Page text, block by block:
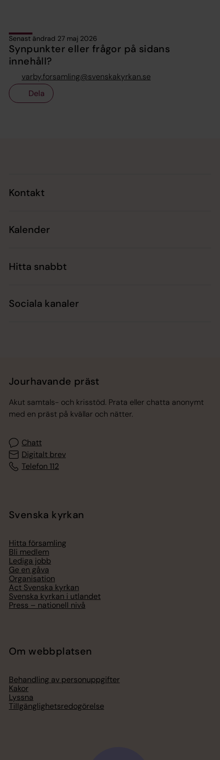
Senast ändrad 27 maj 2026
Synpunkter eller frågor på sidans
innehåll?
varby.forsamling@svenskakyrkan.se
Dela
Kontakt
Kalender
Hitta snabbt
Sociala kanaler
Jourhavande präst
Akut samtals- och krisstöd. Prata eller chatta anonymt
med en präst på kvällar och nätter.
Chatt
Digitalt brev
Telefon 112
Svenska kyrkan
Hitta församling
Bli medlem
Lediga jobb
Ge en gåva
Organisation
Act Svenska kyrkan
Svenska kyrkan i utlandet
Press – nationell nivå
Om webbplatsen
Behandling av personuppgifter
Kakor
Lyssna
Tillgänglighetsredogörelse